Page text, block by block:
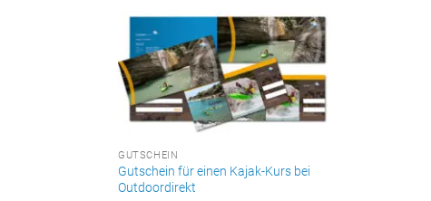
GUTSCHEIN
Gutschein für einen Kajak-Kurs bei
Outdoordirekt